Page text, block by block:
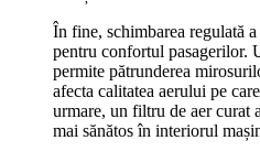
În fine, schimbarea regulată
pentru confortul pasagerilor.
permite pătrunderea
afecta calitatea aerului pe
urmare, un filtru de aer curat
mai sănătos în interiorul